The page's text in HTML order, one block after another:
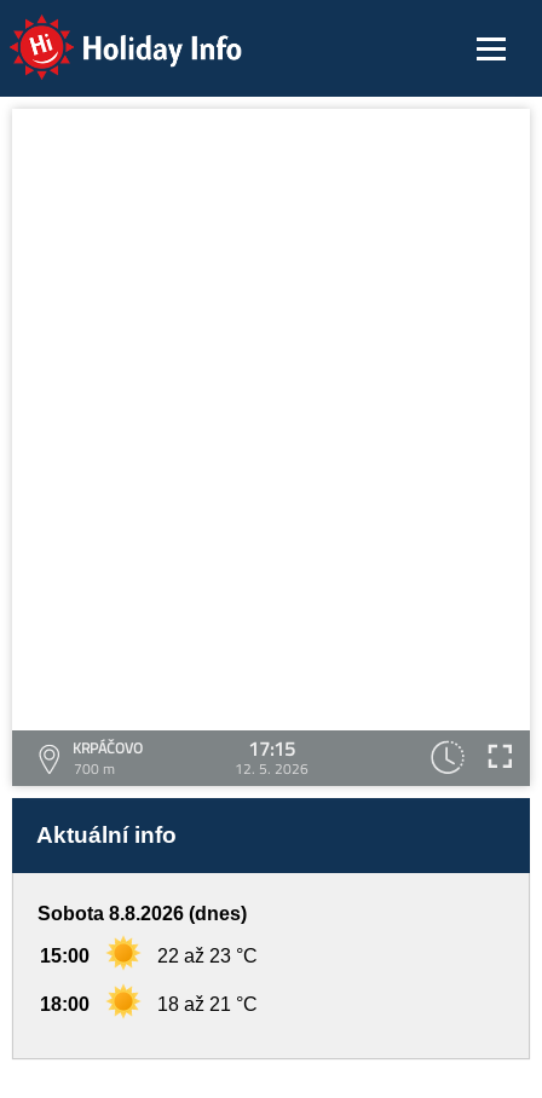
Holiday Info
KRPÁČOVO
700 m
17:15
12. 5. 2026
Aktuální info
Sobota 8.8.2026 (dnes)
15:00 22 až 23 °C
18:00 18 až 21 °C